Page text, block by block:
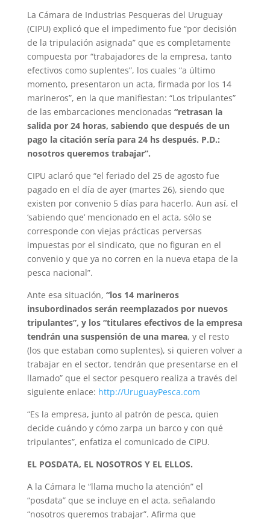
La Cámara de Industrias Pesqueras del Uruguay
(CIPU) explicó que el impedimento fue “por decisión
de la tripulación asignada” que es completamente
compuesta por “trabajadores de la empresa, tanto
efectivos como suplentes”, los cuales “a último
momento, presentaron un acta, firmada por los 14
marineros”, en la que manifiestan: “Los tripulantes”
de las embarcaciones mencionadas “retrasan la
salida por 24 horas, sabiendo que después de un
pago la citación sería para 24 hs después. P.D.:
nosotros queremos trabajar”.
CIPU aclaró que “el feriado del 25 de agosto fue
pagado en el día de ayer (martes 26), siendo que
existen por convenio 5 días para hacerlo. Aun así, el
‘sabiendo que’ mencionado en el acta, sólo se
corresponde con viejas prácticas perversas
impuestas por el sindicato, que no figuran en el
convenio y que ya no corren en la nueva etapa de la
pesca nacional”.
Ante esa situación, “los 14 marineros
insubordinados serán reemplazados por nuevos
tripulantes”, y los “titulares efectivos de la empresa
tendrán una suspensión de una marea, y el resto
(los que estaban como suplentes), si quieren volver a
trabajar en el sector, tendrán que presentarse en el
llamado” que el sector pesquero realiza a través del
siguiente enlace: http://UruguayPesca.com
“Es la empresa, junto al patrón de pesca, quien
decide cuándo y cómo zarpa un barco y con qué
tripulantes”, enfatiza el comunicado de CIPU.
EL POSDATA, EL NOSOTROS Y EL ELLOS.
A la Cámara le “llama mucho la atención” el
“posdata” que se incluye en el acta, señalando
“nosotros queremos trabajar”. Afirma que